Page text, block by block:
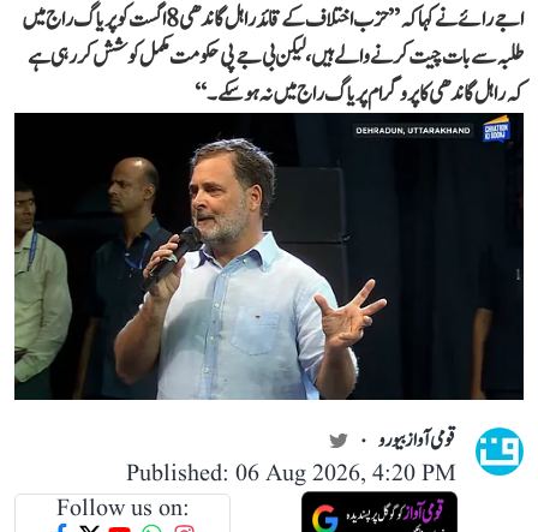
اجے رائے نے کہا کہ ’’حزب اختلاف کے قائد راہل گاندھی 8 اگست کو پریاگ راج میں
طلبہ سے بات چیت کرنے والے ہیں، لیکن بی جے پی حکومت مکمل کوشش کر رہی ہے
کہ راہل گاندھی کا پروگرام پریاگ راج میں نہ ہو سکے۔‘‘
قومی آواز بیورو
Published: 06 Aug 2026, 4:20 PM
Follow us on: